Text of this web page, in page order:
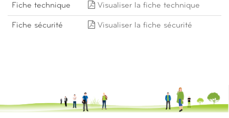
Fiche technique Visualiser la fiche technique
Fiche sécurité Visualiser la fiche sécurité